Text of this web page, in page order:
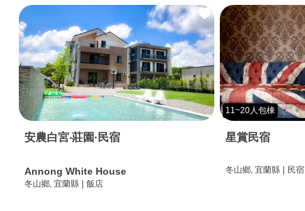
安農白宮‧莊園·民宿
Annong White House
冬山鄉, 宜蘭縣 | 飯店
11~20人包棟
星賞民宿
冬山鄉, 宜蘭縣 | 民宿